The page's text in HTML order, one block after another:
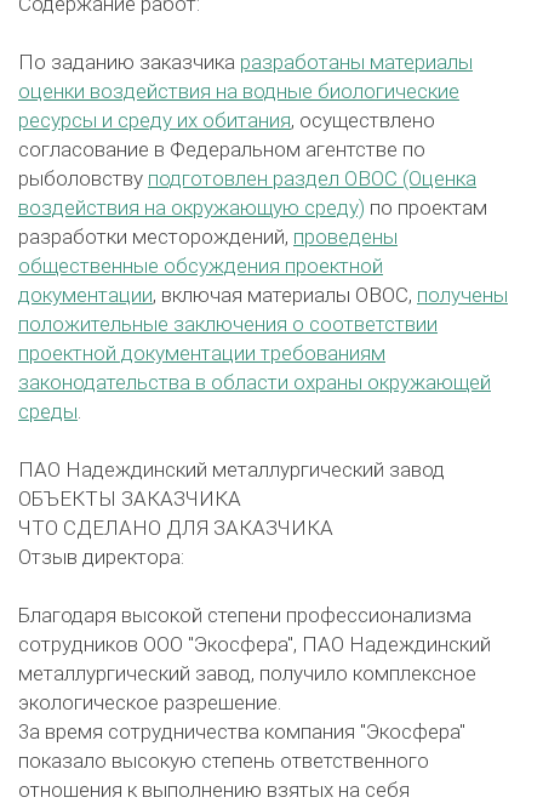
По заданию заказчика разработаны материалы
оценки воздействия на водные биологические
ресурсы и среду их обитания, осуществлено
согласование в Федеральном агентстве по
рыболовству подготовлен раздел ОВОС (Оценка
воздействия на окружающую среду) по проектам
разработки месторождений, проведены
общественные обсуждения проектной
документации, включая материалы ОВОС, получены
положительные заключения о соответствии
проектной документации требованиям
законодательства в области охраны окружающей
среды
ПАО Надеждинский металлургический завод
ОБЪЕКТЫ ЗАКАЗЧИКА
ЧТО СДЕЛАНО ДЛЯ ЗАКАЗЧИКА
Отзыв директора:
Благодаря высокой степени профессионализма
сотрудников ООО "Экосфера", ПАО Надеждинский
металлургический завод, получило комплексное
экологическое разрешение.
3а время сотрудничества компания "Экосфера"
показало высокую степень ответственного
отношения к выполнению взятых на себя